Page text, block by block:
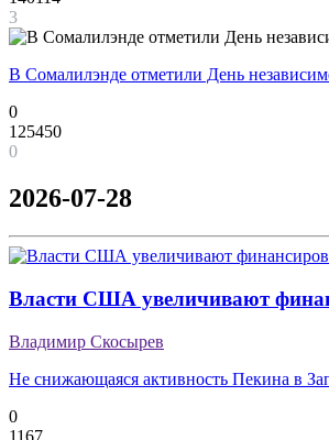
3
В Сомалилэнде отметили День
0
125450
0
2026-07-28
Власти США увеличивают
Владимир Скосырев
Не снижающаяся активность Пекина в
0
1167